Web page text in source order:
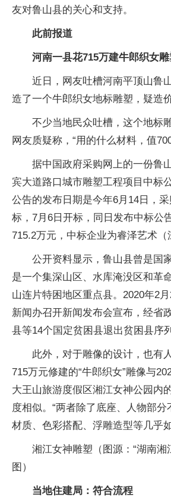
友对鲁山县的关心和支持。
此前报道
河南一县花715万建牛郎织女
近日，网友吐槽河南平顶山鲁
造了一个牛郎织女地标雕塑，疑造
不少当地民众吐槽，这个地标
网友质疑称，“用的什么材料，值
据中国政府采购网上的一份鲁
宾大道路口城市雕塑工程项目中标
公告的发布日期是今年6月14日，
标，7月6日开标，同日发布中标公
715.2万元，中标企业为睿泽艺术（
公开资料显示，鲁山县曾是国
是一个集深山区、水库淹没区和革
山连片特困地区重点县。2020年2
新闻办召开新闻发布会宣布，经省
县等14个国定贫困县退出贫困县序列
此外，对于雕像的设计，也有
715万元修建的“牛郎织女”雕像与
大王山旅游度假区湘江女神公园内
度相似。“两者除了底座、人物部分
材质、色彩搭配、浮雕造型等几乎
湘江女神雕塑（图源：“湖南湘
图）
当地住建局：符合流程